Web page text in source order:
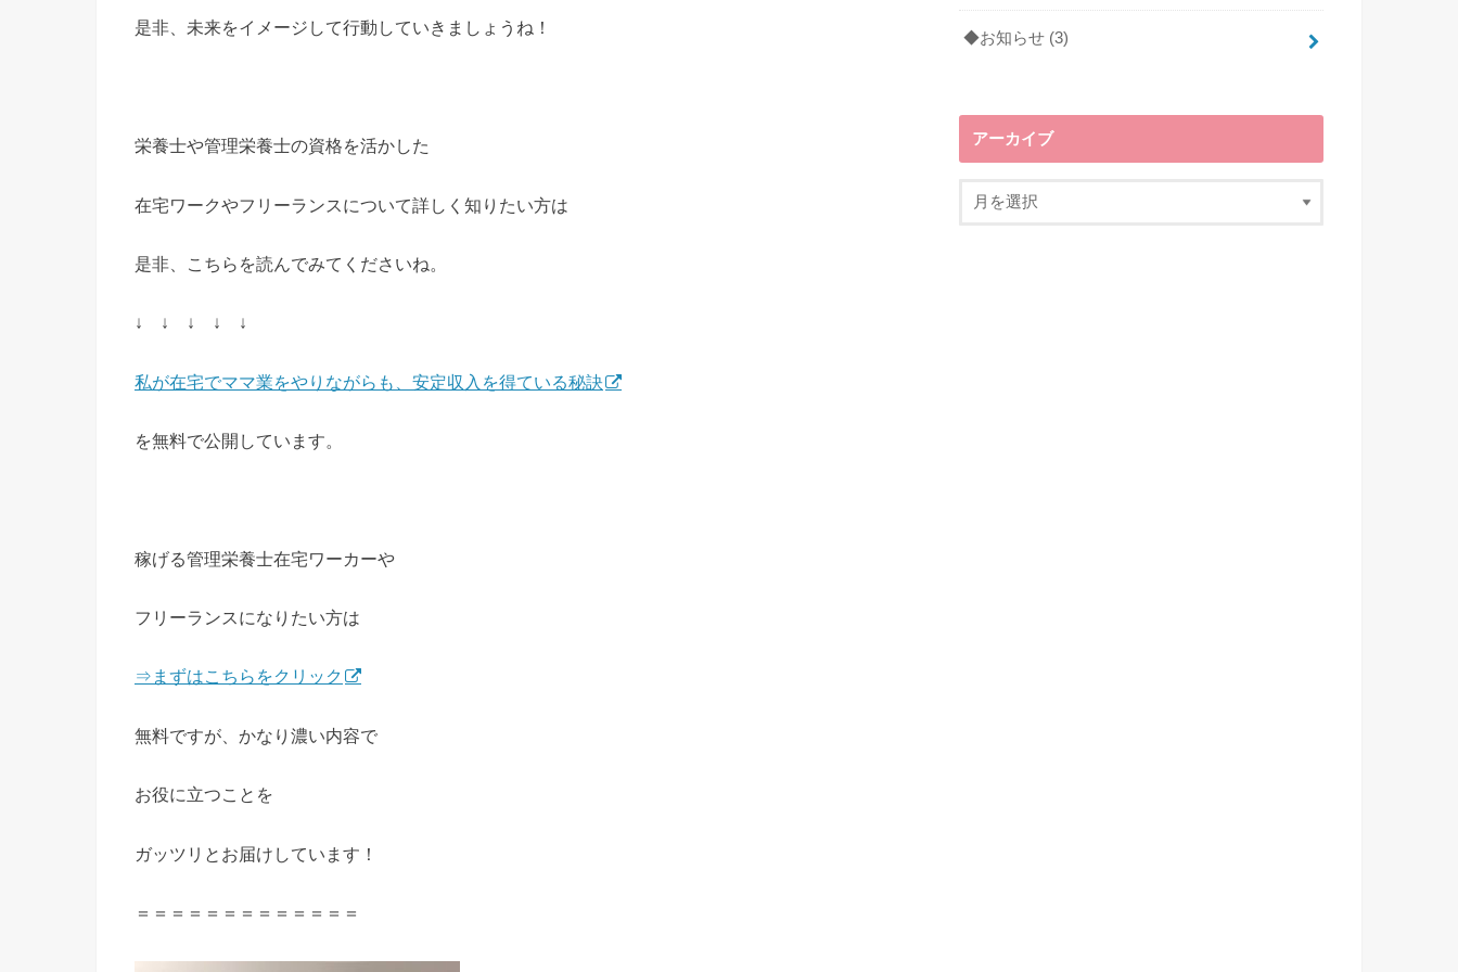
是非、未来をイメージして行動していきましょうね！
栄養士や管理栄養士の資格を活かした
在宅ワークやフリーランスについて詳しく知りたい方は
是非、こちらを読んでみてくださいね。
↓ ↓ ↓ ↓ ↓
私が在宅でママ業をやりながらも、安定収入を得ている秘訣
を無料で公開しています。
稼げる管理栄養士在宅ワーカーや
フリーランスになりたい方は
⇒まずはこちらをクリック
無料ですが、かなり濃い内容で
お役に立つことを
ガッツリとお届けしています！
＝＝＝＝＝＝＝＝＝＝＝＝＝
◆お知らせ (3)
アーカイブ